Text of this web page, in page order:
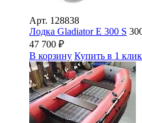
Арт. 128838
Лодка Gladiator E 300 S
47 700 ₽
В корзину Купить в 1 клик